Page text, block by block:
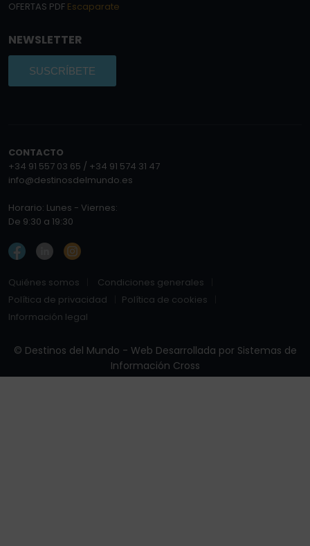
OFERTAS PDF Escaparate
NEWSLETTER
SUSCRÍBETE
CONTACTO
+34 91 557 03 65 / +34 91 574 31 47
info@destinosdelmundo.es
Horario: Lunes - Viernes:
De 9:30 a 19:30
Quiénes somos
Condiciones generales
Política de privacidad
Política de cookies
Información legal
© Destinos del Mundo - Web Desarrollada por Sistemas de
Información Cross